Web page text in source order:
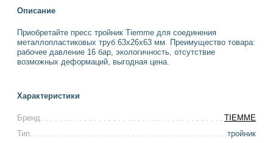
Описание
Приобретайте пресс тройник Tiemme для соединения
металлопластиковых труб 63x26x63 мм. Преимущество товара:
рабочее давление 16 бар, экологичность, отсутствие
возможных деформаций, выгодная цена.
Характеристики
Бренд
TIEMME
Тип
тройник